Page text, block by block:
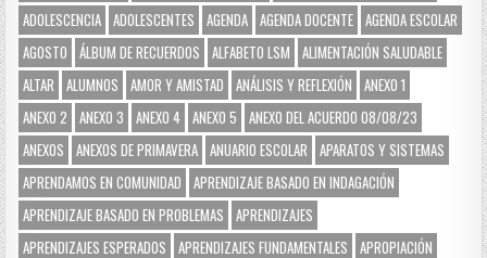
ADOLESCENCIA ADOLESCENTES AGENDA AGENDA DOCENTE AGENDA ESCOLAR
AGOSTO
ÁLBUM DE RECUERDOS ALFABETO LSM
ALIMENTACIÓN SALUDABLE
ALTAR
ALUMNOS AMOR Y AMISTAD ANÁLISIS Y REFLEXIÓN
ANEXO 1
ANEXO 2
ANEXO 3 ANEXO 4 ANEXO 5
ANEXO DEL ACUERDO 08/08/23
ANEXOS
ANEXOS DE PRIMAVERA ANUARIO ESCOLAR
APARATOS Y SISTEMAS
APRENDAMOS EN COMUNIDAD
APRENDIZAJE BASADO EN INDAGACIÓN
APRENDIZAJE BASADO EN PROBLEMAS
APRENDIZAJES
APRENDIZAJES ESPERADOS
APRENDIZAJES FUNDAMENTALES
APROPIACIÓN